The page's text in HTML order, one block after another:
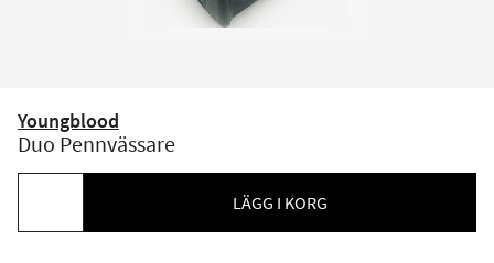
Youngblood
Duo Pennvässare
LÄGG I KORG